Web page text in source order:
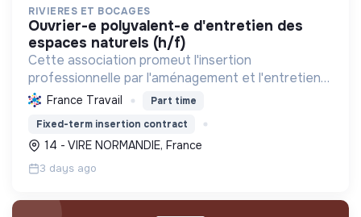
RIVIERES ET BOCAGES
ouvrier-e polyvalent-e d'entretien des
espaces naturels (h/f)
Cette association promeut l'insertion
professionnelle par l'aménagement et l'entretien
écologique des espaces naturels. Elle
accompagne les personnes éloignées de l'emploi
vers une autonomie durable.
France Travail
Part time
Fixed-term insertion contract
14 - VIRE NORMANDIE, France
3 days ago